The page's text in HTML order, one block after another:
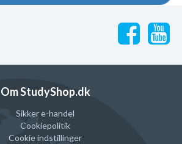
en god ide at måle den indvendige
mindre end den indvendige diameter på
Om StudyShop.dk
Sikker e-handel
Cookiepolitik
Cookie indstillinger